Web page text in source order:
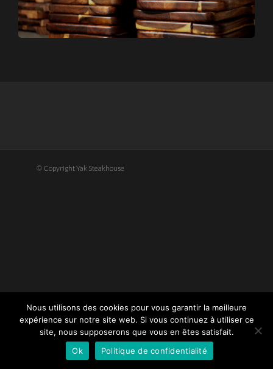
© Copyright Yak Steakhouse
Nous utilisons des cookies pour vous garantir la meilleure
expérience sur notre site web. Si vous continuez à utiliser ce
site, nous supposerons que vous en êtes satisfait.
Ok
Politique de confidentialité